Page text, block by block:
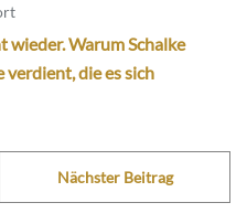
wieder. Warum Schalke
verdient, die es sich
Nächster Beitrag